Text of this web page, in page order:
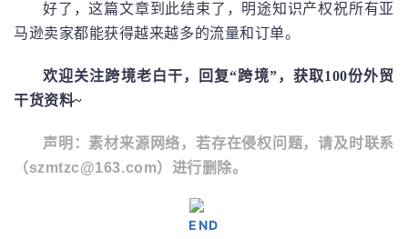
好了，这篇文章到此结束了，明途知识产权祝所有亚
马逊卖家都能获得越来越多的流量和订单。
欢迎关注跨境老白干，回复“跨境”，获取100份外贸
干货资料~
声明：素材来源网络，若存在侵权问题，请及时联系
（szmtzc@163.com）进行删除。
END